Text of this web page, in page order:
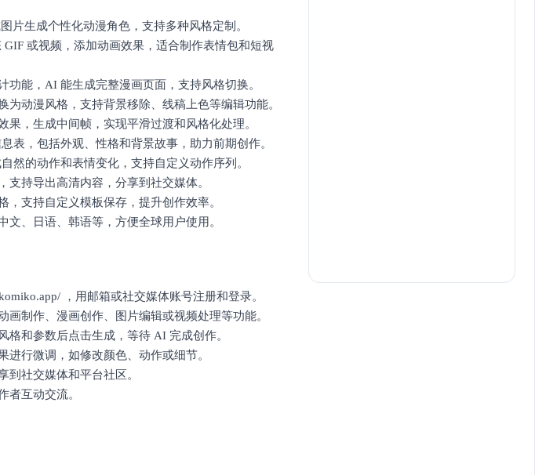
片生成个性化动漫角色，支持多种风格定制。
或视频，添加动画效果，适合制作表情包和短视
能，AI 能生成完整漫画页面，支持风格切换。
动漫风格，支持背景移除、线稿上色等编辑功能。
，生成中间帧，实现平滑过渡和风格化处理。
表，包括外观、性格和背景故事，助力前期创作。
然的动作和表情变化，支持自定义动作序列。
持导出高清内容，分享到社交媒体。
支持自定义模板保存，提升创作效率。
、日语、韩语等，方便全球用户使用。
，用邮箱或社交媒体账号注册和登录。
制作、漫画创作、图片编辑或视频处理等功能。
和参数后点击生成，等待 AI 完成创作。
行微调，如修改颜色、动作或细节。
到社交媒体和平台社区。
者互动交流。